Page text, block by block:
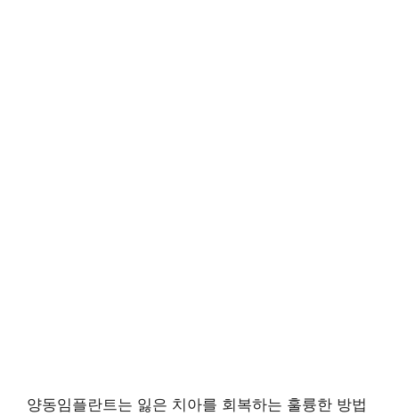
양동임플란트는 잃은 치아를 회복하는 훌륭한 방법